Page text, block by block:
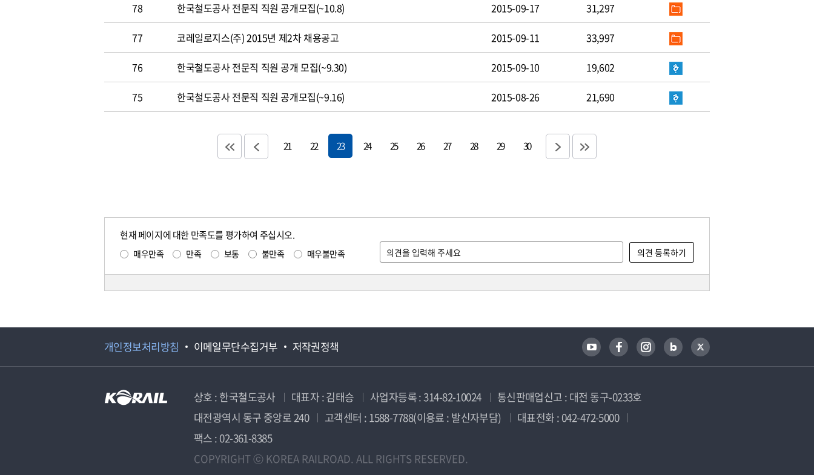
78 한국철도공사 전문직 직원 공개모집(~10.8) 2015-09-17 31,297
77 코레일로지스(주) 2015년 제2차 채용공고 2015-09-11 33,997
76 한국철도공사 전문직 직원 공개 모집(~9.30) 2015-09-10 19,602
75 한국철도공사 전문직 직원 공개모집(~9.16) 2015-08-26 21,690
21 22 23 24 25 26 27 28 29 30
현재 페이지에 대한 만족도를 평가하여 주십시오.
매우만족 만족 보통 불만족 매우불만족
개인정보처리방침 이메일무단수집거부 저작권정책
상호 : 한국철도공사 대표자 : 김태승 사업자등록 : 314-82-10024
통신판매업신고 : 대전 동구-0233호
대전광역시 동구 중앙로 240
고객센터 : 1588-7788(이용료 : 발신자부담)
대표전화 : 042-472-5000
팩스 : 02-361-8385
COPYRIGHT ⓒ KOREA RAILROAD. ALL RIGHTS RESERVED.